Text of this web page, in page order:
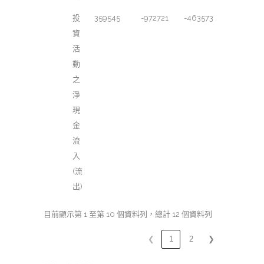
投
資
活
動
之
淨
現
金
流
入
(流
出)
359545 -972721 -463573
目前顯示第 1 至第 10 個資料列，總計 12 個資料列
❮ 1 2 ❯